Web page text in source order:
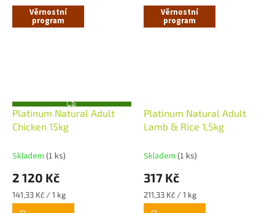
Věrnostní
program
Z
D
Platinum Natural Adult
Chicken 15kg
Skladem (1 ks)
2 120 Kč
Měrná
cena:
141,33 Kč / 1 kg
Věrnostní
program
Platinum Natural Adult
Lamb & Rice 1,5kg
Skladem (1 ks)
317 Kč
Měrná
cena:
211,33 Kč / 1 kg